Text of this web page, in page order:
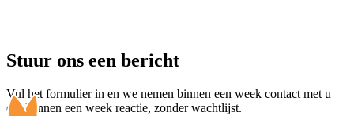
Stuur ons een bericht
Vul het formulier in en we nemen binnen een week contact met u
op.Binnen een week reactie, zonder wachtlijst.